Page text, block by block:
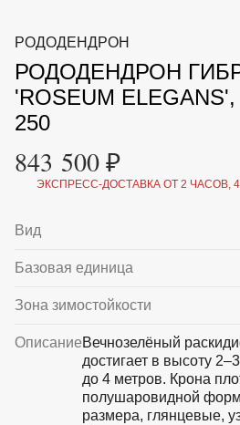
МАЛАЯ МЕХАНИЗАЦИЯ
ОТПУГИВАТЕЛИ ОТ ПТИЦ,
ГРЫЗУНОВ
САДОВАЯ ОДЕЖДА И
САДОВЫЙ ИНСТРУМЕНТ
СЕМЕНА
ТОВАРЫ ДЛЯ БАНЬ И САУН
ТОВАРЫ ДЛЯ ПОЛИВА
ХОЗ ТОВАРЫ
Sale Новинки
УХОД
+7 (495) 197 87
87
РОДОДЕНДРОН
РОДОДЕНДРОН
'ROSEUM
250
843 500 ₽
ЭКСПРЕСС-ДОСТАВКА ОТ 2 ЧАСОВ,
Вид
Базовая единица
Зона зимостойкости
ОписаниеВечнозелёный
достигает в высоту
до 4 метров. Крона
полушаровидной
размера, глянцевые,